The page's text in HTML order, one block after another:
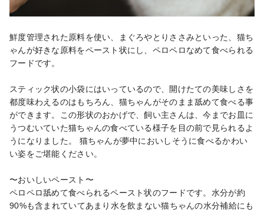
鮮度管理された原料を使い、まぐろやとりささみといった、猫ち
ゃんが好きな原料をペースト状にし、ペロペロなめて食べられる
フードです。
スティック状の小袋にはいっているので、開けたての美味しさを
都度味わえるのはもちろん、猫ちゃんがそのまま舐めて食べる事
ができます。この形状のおかげで、飼い主さんは、今までお皿に
うつむいていた猫ちゃんの食べている様子を目の前で見られるよ
うになりました。 猫ちゃんが夢中においしそうに食べるかわい
い姿をご堪能ください。
〜おいしいペースト〜
ペロペロ舐めて食べられるペースト状のフードです。水分が約
90%も含まれていてあまり水を飲まない猫ちゃんの水分補給にも